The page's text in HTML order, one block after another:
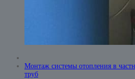
Монтаж системы отопления в
труб